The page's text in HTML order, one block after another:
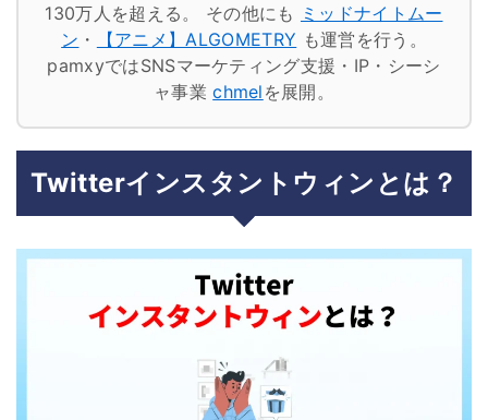
130万人を超える。
その他にも ミッドナイトムー
ン ・ 【アニメ】ALGOMETRY も運営を行う。
pamxyではSNSマーケティング支援・IP・シーシ
ャ事業chmel を展開。
Twitterインスタントウィンとは？